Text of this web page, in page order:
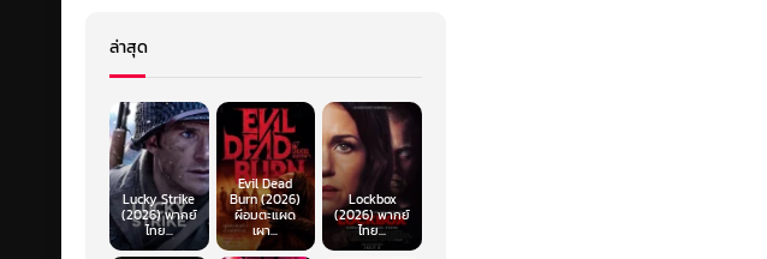
ล่าสุด
Lucky Strike
(2026) พากย์
ไทย...
Evil Dead
Burn (2026)
ผีอมตะแผด
เผา...
Lockbox
(2026) พากย์
ไทย...